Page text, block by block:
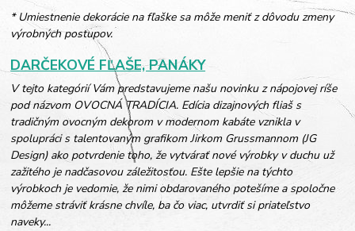
* Umiestnenie dekorácie na fľaške sa môže meniť z dôvodu zmeny
výrobných postupov.
DARČEKOVÉ FĽAŠE, PANÁKY
V tejto kategórií Vám predstavujeme našu novinku z nápojovej ríše
pod názvom OVOCNÁ TRADÍCIA. Edícia dizajnových fliaš s
tradičným ovocným dekorom v modernom kabáte vznikla v
spolupráci s talentovaným grafikom Jirkom Grussmannom (JG
Design) ako potvrdenie toho, že vytvárať nové výrobky v duchu už
zažitého je nadčasovou záležitosťou. Ešte lepšie na týchto
výrobkoch je vedomie, že nimi obdarovaného potešíme a spoločne
môžeme stráviť krásne chvíle, ba čo viac, utvrdiť si priateľstvo
naveky...